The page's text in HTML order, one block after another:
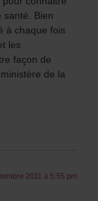
santé. Bien
à chaque fois
les
façon de
de la
2011 à 5:55 pm